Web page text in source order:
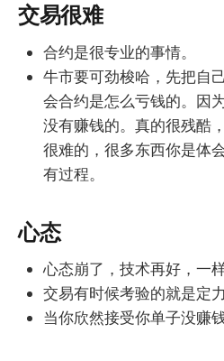
交易很难
合约是很专业的事情。
牛市要可劲梭哈，先把自
会合约是怎么亏钱的。因
没有赚钱的。真的很残酷
很难的，很多东西你是体
有过程。
心态
心态崩了，技术再好，一样
交易有时候考验的就是定力
当你欣然接受你单子没赚